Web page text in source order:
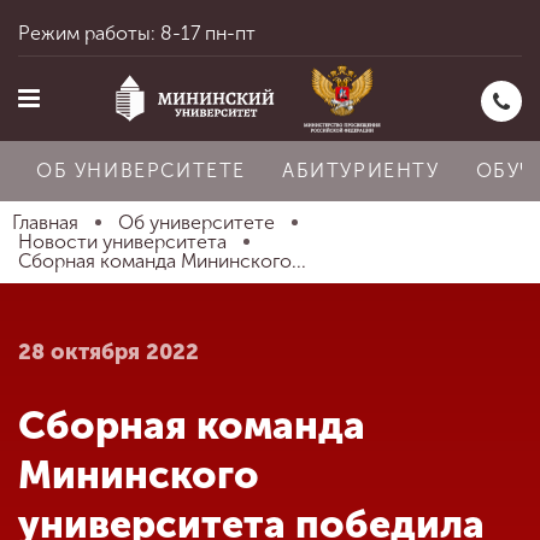
Главная
Абитуриенту
Режим работы: 8-17 пн-пт
ОБ УНИВЕРСИТЕТЕ АБИТУРИЕНТУ
Главная
Об университете
Новости университета
Сборная команда Мининского...
28 октября 2022
Сборная команда
Мининского
университета победила